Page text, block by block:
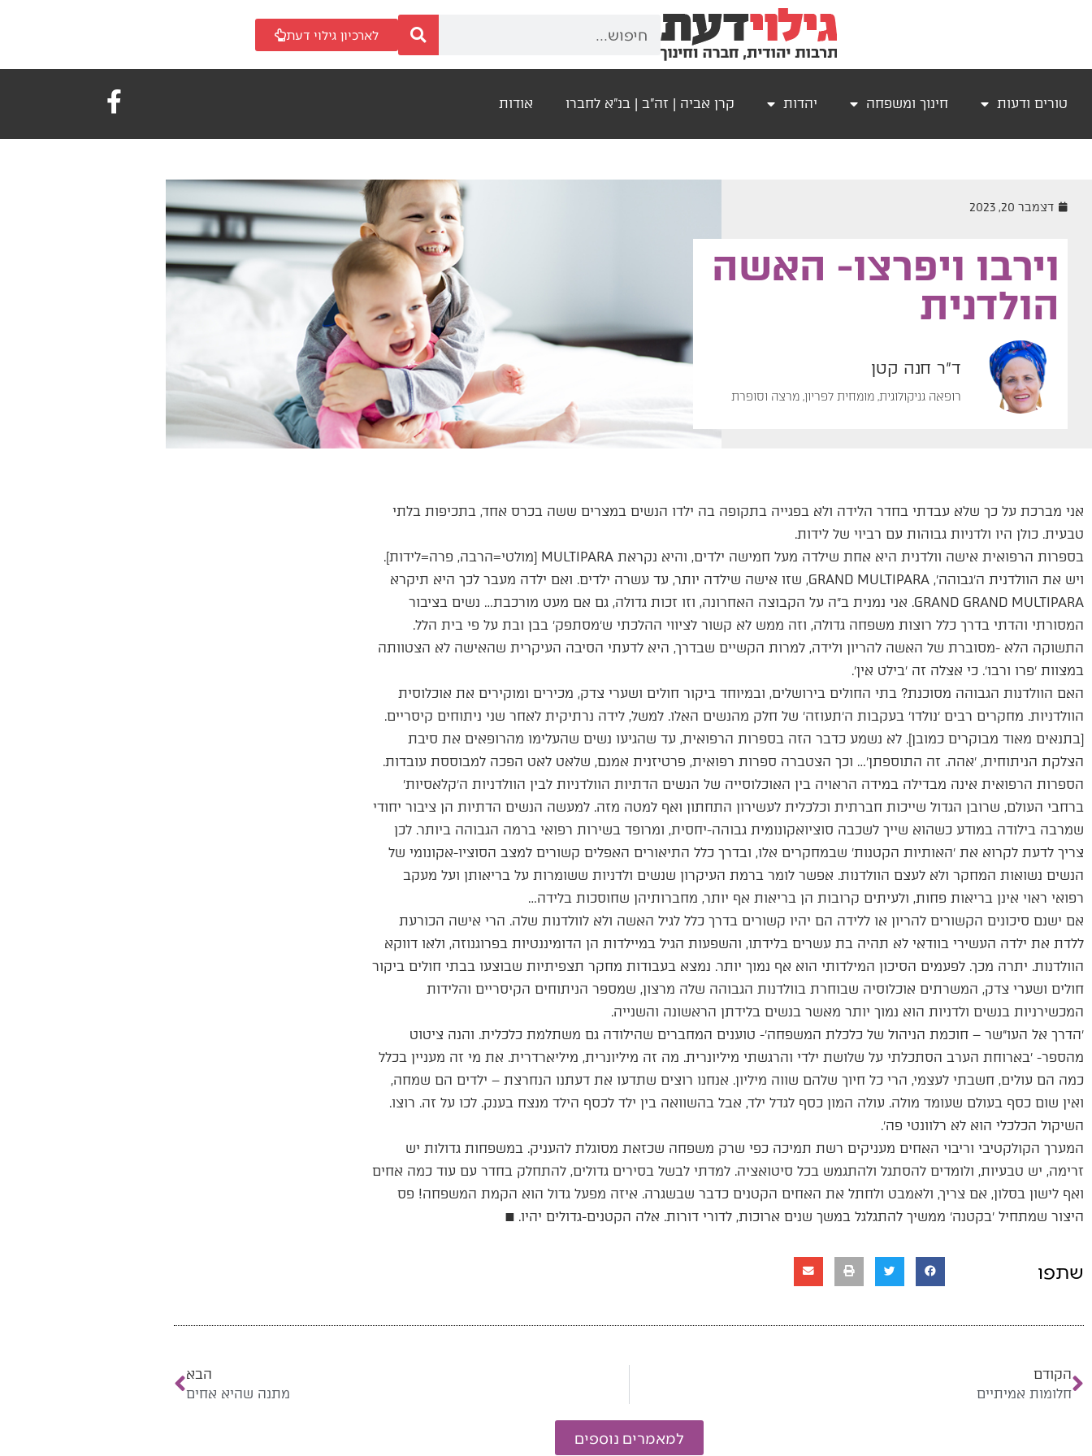
לארכיון גילוי דעת
טורים ודעות חינוך ומשפחה יהדות קרן אביה | זה"ב | בנ"א לחברו אודות
דצמבר 20, 2023
וירבו ויפרצו- האשה
הולדנית
ד"ר חנה קטן
רופאה גניקולוגית, מומחית לפריון, מרצה וסופרת
אני מברכת על כך שלא עבדתי בחדר הלידה ולא בפגייה בתקופה בה ילדו הנשים במצרים ששה בכרס אחד, בתכיפות בלתי
טבעית. כולן היו ולדניות גבוהות עם רביוי של לידות.
בספרות הרפואית אישה וולדנית היא אחת שילדה מעל חמישה ילדים, והיא נקראת MULTIPARA [מולטי=הרבה, פרה=לידות].
ויש את הוולדנית ה׳גבוהה׳, GRAND MULTIPARA, שזו אישה שילדה יותר, עד עשרה ילדים. ואם ילדה מעבר לכך היא תיקרא
GRAND GRAND MULTIPARA. אני נמנית ב״ה על הקבוצה האחרונה, וזו זכות גדולה, גם אם מעט מורכבת… נשים בציבור
המסורתי והדתי בדרך כלל רוצות משפחה גדולה, וזה ממש לא קשור לציווי ההלכתי ש׳מסתפק׳ בבן ובת על פי בית הלל.
התשוקה הלא -מסוברת של האשה להריון ולידה, למרות הקשיים שבדרך, היא לדעתי הסיבה העיקרית שהאישה לא הצטוותה
במצוות ׳פרו ורבו׳. כי אצלה זה ׳בילט אין׳.
האם הוולדנות הגבוהה מסוכנת? בתי החולים בירושלים, ובמיוחד ביקור חולים ושערי צדק, מכירים ומוקירים את אוכלוסית
הוולדניות. מחקרים רבים ׳נולדו׳ בעקבות ה׳תעוזה׳ של חלק מהנשים האלו. למשל, לידה נרתיקית לאחר שני ניתוחים קיסריים.
[בתנאים מאוד מבוקרים כמובן]. לא נשמע כדבר הזה בספרות הרפואית, עד שהגיעו נשים שהעלימו מהרופאים את סיבת
הצלקת הניתוחית, ׳אהה. זה התוספתן׳… וכך הצטברה ספרות רפואית, פרטיזנית אמנם, שלאט לאט הפכה למבוססת עובדות.
הספרות הרפואית אינה מבדילה במידה הראויה בין האוכלוסייה של הנשים הדתיות הוולדניות לבין הוולדניות ה׳קלאסיות׳
ברחבי העולם, שרובן הגדול שייכות חברתית וכלכלית לעשירון התחתון ואף למטה מזה. למעשה הנשים הדתיות הן ציבור יחודי
שמרבה בילודה במודע כשהוא שייך לשכבה סוציואקונומית גבוהה-יחסית, ומרופד בשירות רפואי ברמה הגבוהה ביותר. לכן
צריך לדעת לקרוא את ׳האותיות הקטנות׳ שבמחקרים אלו, ובדרך כלל התיאורים האפלים קשורים למצב הסוציו-אקונומי של
הנשים נשואות המחקר ולא לעצם הוולדנות. אפשר לומר ברמת העיקרון שנשים ולדניות ששומרות על בריאותן ועל מעקב
רפואי ראוי אינן בריאות פחות, ולעיתים קרובות הן בריאות אף יותר, מחברותיהן שחוסכות בלידה…
אם ישנם סיכונים הקשורים להריון או ללידה הם יהיו קשורים בדרך כלל לגיל האשה ולא לוולדנות שלה. הרי אישה הכורעת
ללדת את ילדה העשירי בוודאי לא תהיה בת עשרים בלידתו, והשפעות הגיל במיילדות הן הדומיננטיות בפרוגנוזה, ולאו דווקא
הוולדנות. יתרה מכך. לפעמים הסיכון המילדותי הוא אף נמוך יותר. נמצא בעבודות מחקר תצפיתיות שבוצעו בבתי חולים ביקור
חולים ושערי צדק, המשרתים אוכלוסיה שבוחרת בוולדנות הגבוהה שלה מרצון, שמספר הניתוחים הקיסריים והלידות
המכשירניות בנשים ולדניות הוא נמוך יותר מאשר בנשים בלידתן הראשונה והשנייה.
׳הדרך אל העו״שר – חוכמת הניהול של כלכלת המשפחה׳- טוענים המחברים שהילודה גם משתלמת כלכלית. והנה ציטוט
מהספר- ׳בארוחת הערב הסתכלתי על שלושת ילדי והרגשתי מיליונרית. מה זה מיליונרית, מיליארדרית. את מי זה מעניין בכלל
כמה הם עולים, חשבתי לעצמי, הרי כל חיוך שלהם שווה מיליון. אנחנו רוצים שתדעו את דעתנו הנחרצת – ילדים הם שמחה,
ואין שום כסף בעולם שעומד מולה. עולה המון כסף לגדל ילד, אבל בהשוואה בין ילד לכסף הילד מנצח בענק. לכו על זה. רוצו.
השיקול הכלכלי הוא לא רלוונטי פה׳.
המערך הקולקטיבי וריבוי האחים מעניקים רשת תמיכה כפי שרק משפחה שכזאת מסוגלת להעניק. במשפחות גדולות יש
זרימה, יש טבעיות, ולומדים להסתגל ולהתגמש בכל סיטואציה. למדתי לבשל בסירים גדולים, להתחלק בחדר עם עוד כמה אחים
ואף לישון בסלון, אם צריך, ולאמבט ולחתל את האחים הקטנים כדבר שבשגרה. איזה מפעל גדול הוא הקמת המשפחה! פס
היצור שמתחיל ׳בקטנה׳ ממשיך להתגלגל במשך שנים ארוכות, לדורי דורות. אלה הקטנים-גדולים יהיו. ■
שתפו
הקודם
חלומות אמיתיים
הבא
מתנה שהיא אחים
למאמרים נוספים